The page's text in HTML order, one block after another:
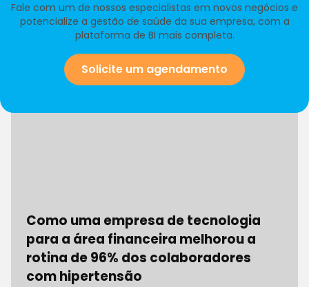
Fale com um de nossos especialistas em novos negócios e
potencialize a gestão de saúde da sua empresa, com a
plataforma de BI mais completa.
Solicite um agendamento
Como uma empresa de tecnologia
para a área financeira melhorou a
rotina de 96% dos colaboradores
com hipertensão